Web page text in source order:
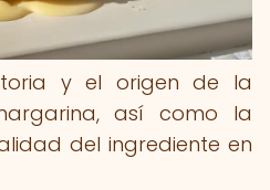
y el origen de la
así como la
del ingrediente en